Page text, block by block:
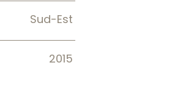
Sud-Est
2015